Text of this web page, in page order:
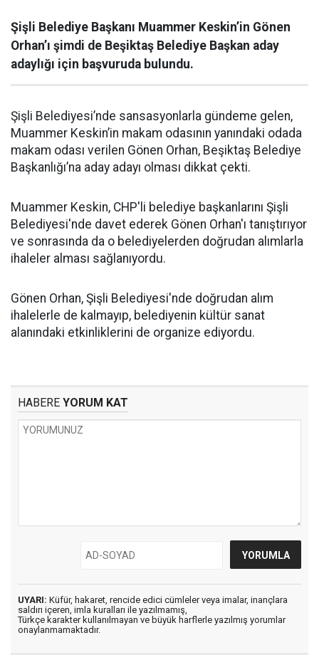
Şişli Belediye Başkanı Muammer Keskin’in Gönen
Orhan’ı şimdi de Beşiktaş Belediye Başkan aday
adaylığı için başvuruda bulundu.
Şişli Belediyesi’nde sansasyonlarla gündeme gelen,
Muammer Keskin’in makam odasının yanındaki odada
makam odası verilen Gönen Orhan, Beşiktaş Belediye
Başkanlığı’na aday adayı olması dikkat çekti.
Muammer Keskin, CHP'li belediye başkanlarını Şişli
Belediyesi'nde davet ederek Gönen Orhan'ı tanıştırıyor
ve sonrasında da o belediyelerden doğrudan alımlarla
ihaleler alması sağlanıyordu.
Gönen Orhan, Şişli Belediyesi'nde doğrudan alım
ihalelerle de kalmayıp, belediyenin kültür sanat
alanındaki etkinliklerini de organize ediyordu.
HABERE YORUM KAT
UYARI: Küfür, hakaret, rencide edici cümleler veya imalar, inançlara
saldırı içeren, imla kuralları ile yazılmamış,
Türkçe karakter kullanılmayan ve büyük harflerle yazılmış yorumlar
onaylanmamaktadır.